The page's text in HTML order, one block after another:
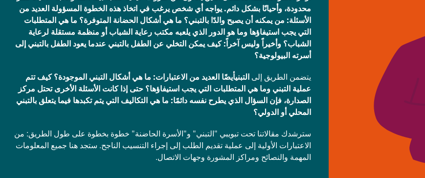
محدودة، وأحيانًا بشكل دائم. يواجه أي شخص يرغب في اتخاذ هذه الخطوة المسؤولة العديد من
الأسئلة: من يمكنه أن يصبح والدًا بالتبني؟ ما هي أشكال الحضانة المتوفرة؟ ما هي المتطلبات
التي يجب استيفاؤها وما هو الدور الذي يلعبه مكتب رعاية الشباب أو منظمة مستقلة لرعاية
الشباب؟ وأخيراً وليس آخراً: كيف يمكن التخلي عن الطفل بالتبني عندما يعود الطفل بالتبني إلى
أسرته البيولوجية؟
يتضمن الطريق إلى التبنيأيضًا العديد من الاعتبارات: ما هي أشكال التبني الموجودة؟ كيف تتم
عملية التبني وما هي المتطلبات التي يجب استيفاؤها؟ حتى إذا كانت الأسئلة الأخرى تحتل مركز
الصدارة، فإن السؤال الذي يطرح نفسه دائمًا: ما هي التكاليف التي يتم تكبدها فيما يتعلق بالتبني
المحلي أو الدولي؟
سترشدك مقالاتنا تحت تبويبي "التبني" و"الأسرة الحاضنة" خطوة بخطوة على طول الطريق: من
الاعتبارات الأولية إلى عملية تقديم الطلب إلى إجراء التنسيب الناجح. ستجد هنا جميع المعلومات
المهمة والنصائح ومراكز المشورة وجهات الاتصال.